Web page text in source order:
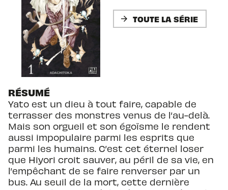
arrow_forward TOUTE LA SÉRIE
RÉSUMÉ
Yato est un dieu à tout faire, capable de
terrasser des monstres venus de l’au-delà.
Mais son orgueil et son égoïsme le rendent
aussi impopulaire parmi les esprits que
parmi les humains. C’est cet éternel loser
que Hiyori croit sauver, au péril de sa vie, en
l’empêchant de se faire renverser par un
bus. Au seuil de la mort, cette dernière